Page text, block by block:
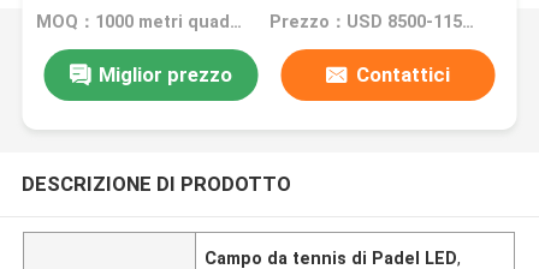
MOQ：1000 metri quadrati Prezzo：USD 8500-11500 per set
Miglior prezzo Contattici
DESCRIZIONE DI PRODOTTO
Campo da tennis di Padel LED,